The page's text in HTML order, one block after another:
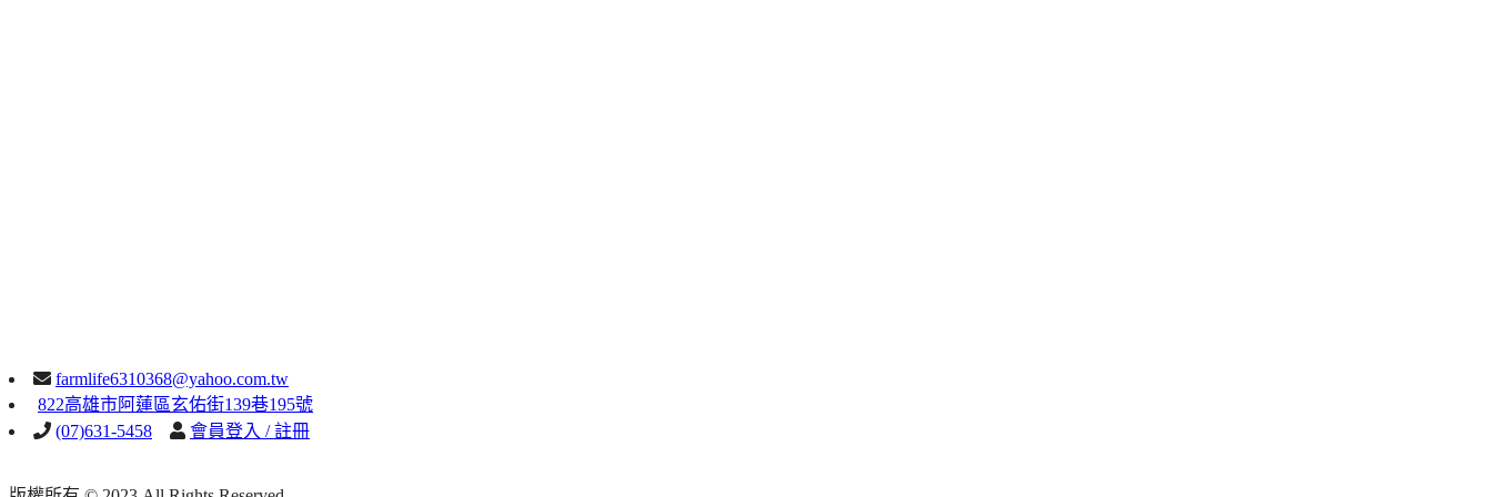
farmlife6310368@yahoo.com.tw
822高雄市阿蓮區玄佑街139巷195號
(07)631-5458
會員登入 / 註冊